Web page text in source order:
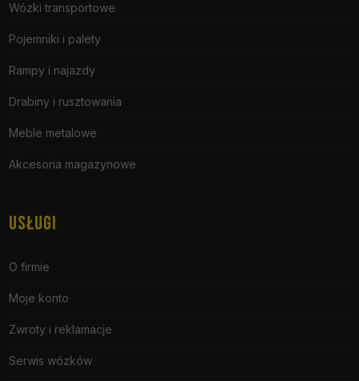
Wózki transportowe
Pojemniki i palety
Rampy i najazdy
Drabiny i rusztowania
Meble metalowe
Akcesoria magazynowe
USŁUGI
O firmie
Moje konto
Zwroty i reklamacje
Serwis wózków